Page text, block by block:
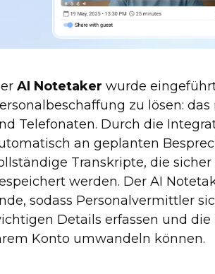
AI Notetaker wurde
zu lösen:
Telefonaten. Durch die
an geplanten
Transkripte, die
werden. Der AI
sodass Personalvermittler
Details erfassen und
Konto umwandeln können.